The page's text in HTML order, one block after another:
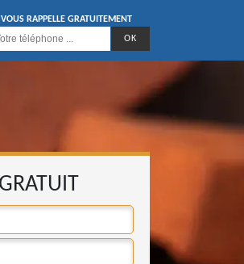
RAPPELLE GRATUITEMENT